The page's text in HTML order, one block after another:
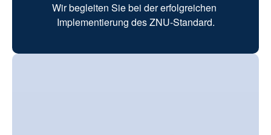
Wir begleiten Sie bei der erfolgreichen
Implementierung des ZNU-Standard.